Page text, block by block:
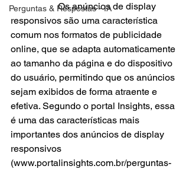
Perguntas & Respostas - IA
		Os anúncios de display
responsivos são uma característica
comum nos formatos de publicidade
online, que se adapta automaticamente
ao tamanho da página e do dispositivo
do usuário, permitindo que os anúncios
sejam exibidos de forma atraente e
efetiva. Segundo o portal Insights, essa
é uma das características mais
importantes dos anúncios de display
responsivos
(www.portalinsights.com.br/perguntas-